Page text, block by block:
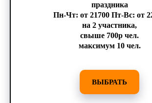
праздника
Пн-Чт: от 21700 Пт-Вс: от
на 2 участника,
свыше 700р чел.
максимум 10 чел.
ВЫБРАТЬ